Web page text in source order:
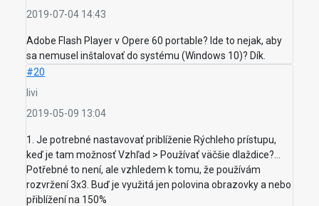
2019-07-04 14:43
Adobe Flash Player v Opere 60 portable? Ide to nejak, aby
sa nemusel inštalovať do systému (Windows 10)? Dík.
#20
livi
2019-05-09 13:04
1. Je potrebné nastavovať priblíženie Rýchleho prístupu,
keď je tam možnosť Vzhľad > Používať väčšie dlaždice?...
Potřebné to není, ale vzhledem k tomu, že používám
rozvržení 3x3. Buď je využitá jen polovina obrazovky a nebo
přiblížení na 150%